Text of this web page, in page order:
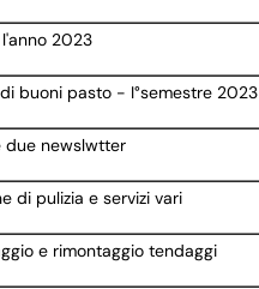
2023
buoni pasto - I°semestre 2023
due newslwtter
di pulizia e servizi vari
e rimontaggio tendaggi